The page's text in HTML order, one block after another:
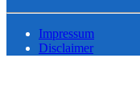
Impressum
Disclaimer